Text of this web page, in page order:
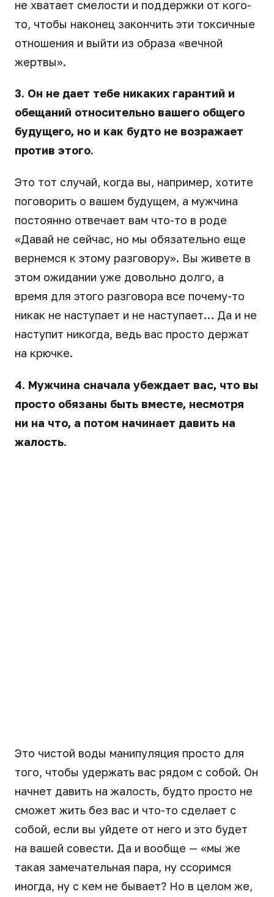
не хватает смелости и поддержки от кого-
то, чтобы наконец закончить эти токсичные
отношения и выйти из образа «вечной
жертвы».
3. Он не дает тебе никаких гарантий и
обещаний относительно вашего общего
будущего, но и как будто не возражает
против этого.
Это тот случай, когда вы, например, хотите
поговорить о вашем будущем, а мужчина
постоянно отвечает вам что-то в роде
«Давай не сейчас, но мы обязательно еще
вернемся к этому разговору». Вы живете в
этом ожидании уже довольно долго, а
время для этого разговора все почему-то
никак не наступает и не наступает… Да и не
наступит никогда, ведь вас просто держат
на крючке.
4. Мужчина сначала убеждает вас, что вы
просто обязаны быть вместе, несмотря
ни на что, а потом начинает давить на
жалость.
Это чистой воды манипуляция просто для
того, чтобы удержать вас рядом с собой. Он
начнет давить на жалость, будто просто не
сможет жить без вас и что-то сделает с
собой, если вы уйдете от него и это будет
на вашей совести. Да и вообще — «мы же
такая замечательная пара, ну ссоримся
иногда, ну с кем не бывает? Но в целом же,